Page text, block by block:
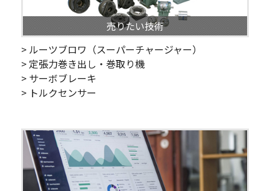
売りたい技術
> ルーツブロワ（スーパーチャージャー）
> 定張力巻き出し・巻取り機
> サーボブレーキ
> トルクセンサー